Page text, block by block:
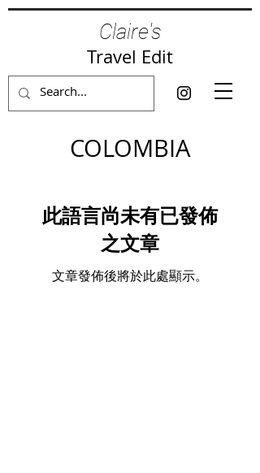
Claire's
Travel Edit
COLOMBIA
此語言尚未有已發佈
之文章
文章發佈後將於此處顯示。